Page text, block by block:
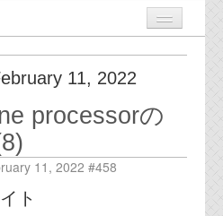
ング
11, 2022
processorの
11, 2022 #458
ト